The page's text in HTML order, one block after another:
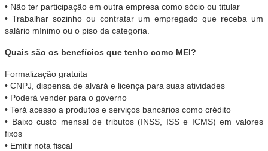
• Não ter participação em outra empresa como sócio ou titular
• Trabalhar sozinho ou contratar um empregado que receba um
salário mínimo ou o piso da categoria.
Quais são os benefícios que tenho como MEI?
Formalização gratuita
• CNPJ, dispensa de alvará e licença para suas atividades
• Poderá vender para o governo
• Terá acesso a produtos e serviços bancários como crédito
• Baixo custo mensal de tributos (INSS, ISS e ICMS) em valores
fixos
• Emitir nota fiscal